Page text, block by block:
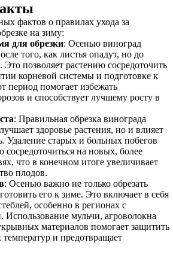
фактов о правилах ухода за
на зиму:
для обрезки: Осенью виноград
того, как листья опадут, но до
Это позволяет растению сосредоточить
корневой системы и подготовке к
период помогает избежать
и способствует лучшему росту в
: Правильная обрезка винограда
здоровье растения, но и влияет
Удаление старых и больных побегов
сосредоточиться на новых, более
что в конечном итоге увеличивает
плодов.
: Осенью важно не только обрезать
его к зиме. Это включает в себя
особенно в регионах с
мульчи, агроволокна
материалов помогает защитить
температур и предотвращает